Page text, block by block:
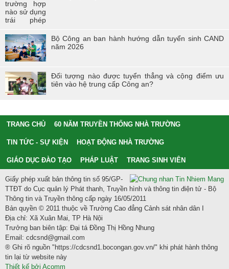
Bộ Công an ban hành hướng dẫn tuyển sinh CAND
năm 2026
Đối tượng nào được tuyển thẳng và cộng điểm ưu
tiên vào hệ trung cấp Công an?
TRANG CHỦ 60 NĂM TRUYỀN THỐNG NHÀ TRƯỜNG
TIN TỨC - SỰ KIỆN HOẠT ĐỘNG NHÀ TRƯỜNG
GIÁO DỤC ĐÀO TẠO PHÁP LUẬT TRANG SINH VIÊN
Giấy phép xuất bản thông tin số 95/GP-
TTĐT do Cục quản lý Phát thanh, Truyền hình và thông tin điện tử - Bộ
Thông tin và Truyền thông cấp ngày 16/05/2011
Bản quyền © 2011 thuộc về Trường Cao đẳng Cảnh sát nhân dân I
Địa chỉ: Xã Xuân Mai, TP Hà Nội
Trưởng ban biên tập: Đại tá Đồng Thị Hồng Nhung
Email: cdcsnd@gmail.com
® Ghi rõ nguồn "https://cdcsnd1.bocongan.gov.vn/" khi phát hành thông
tin lại từ website này
Thiết kế bởi Acomm